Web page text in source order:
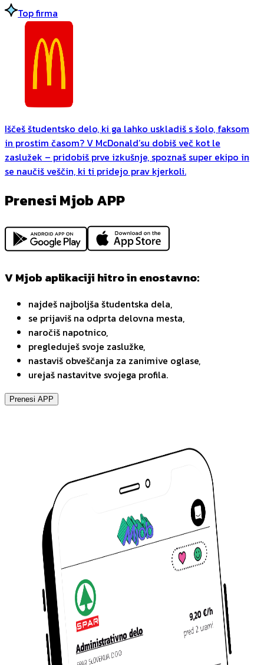
Top firma
Iščeš študentsko delo, ki ga lahko uskladiš s šolo, faksom
in prostim časom? V McDonald’su dobiš več kot le
zaslužek – pridobiš prve izkušnje, spoznaš super ekipo in
se naučiš veščin, ki ti pridejo prav kjerkoli.
Prenesi Mjob APP
V Mjob aplikaciji hitro in enostavno:
najdeš najboljša študentska dela,
se prijaviš na odprta delovna mesta,
naročiš napotnico,
pregleduješ svoje zaslužke,
nastaviš obveščanja za zanimive oglase,
urejaš nastavitve svojega profila.
Prenesi APP